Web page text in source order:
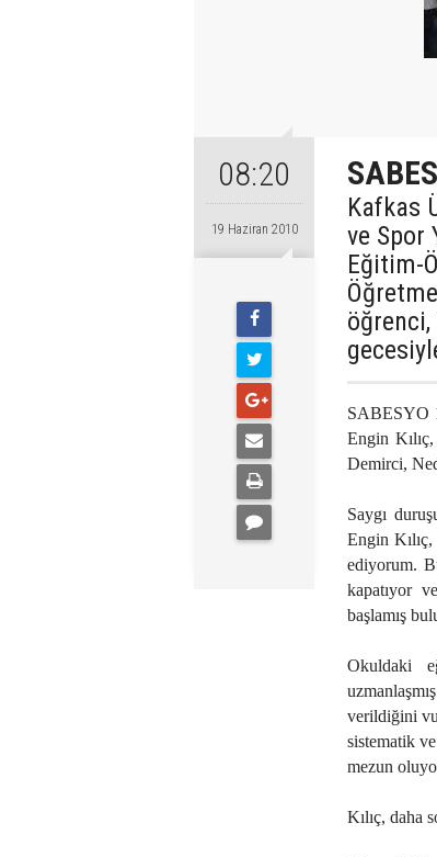
08:20
19 Haziran 2010
Kafkas
ve Spor
Eğitim-
SABESYO
Engin
Demirci,
Saygı
Engin
ediyorum.
kapatıyor
başlamış
Okuldaki
verildiğini
sistematik
mezun
Kılıç, daha